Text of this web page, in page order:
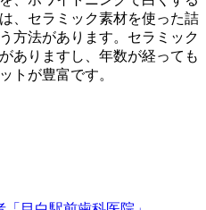
、セラミック素材を使った詰
方法があります。セラミック
ありますし、年数が経っても
トが豊富です。